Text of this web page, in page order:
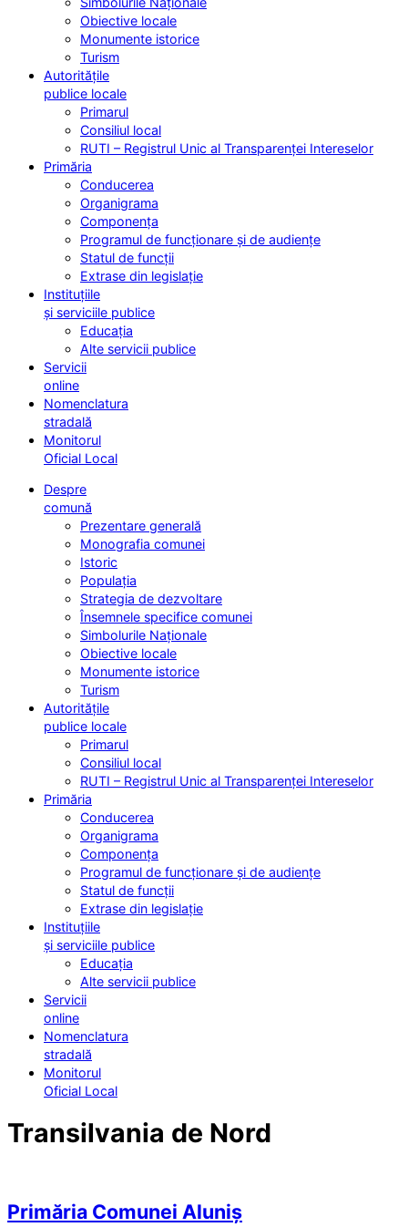
Obiective locale
Monumente istorice
Turism
Autoritățile
publice locale
Primarul
Consiliul local
RUTI – Registrul Unic al Transparenței Intereselor
Primăria
Conducerea
Organigrama
Componența
Programul de funcționare și de audiențe
Statul de funcții
Extrase din legislație
Instituțiile
și serviciile publice
Educația
Alte servicii publice
Servicii
online
Nomenclatura
stradală
Monitorul
Oficial Local
Despre
comună
Prezentare generală
Monografia comunei
Istoric
Populația
Strategia de dezvoltare
Însemnele specifice comunei
Simbolurile Naționale
Obiective locale
Monumente istorice
Turism
Autoritățile
publice locale
Primarul
Consiliul local
RUTI – Registrul Unic al Transparenței Intereselor
Primăria
Conducerea
Organigrama
Componența
Programul de funcționare și de audiențe
Statul de funcții
Extrase din legislație
Instituțiile
și serviciile publice
Educația
Alte servicii publice
Servicii
online
Nomenclatura
stradală
Monitorul
Oficial Local
Transilvania de Nord
Primăria Comunei Aluniș